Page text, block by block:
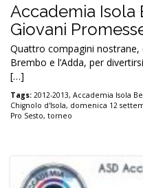
Accademia Isola
Giovani
Quattro compagini nostrane,
Brembo e l’Adda, per
[…]
Tags: 2012-2013, Accademia Isola
Chignolo d'Isola, domenica 12
Pro Sesto, torneo